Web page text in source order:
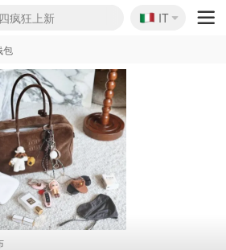
开抢！
疯狂上新
独家85折
促！每日更新
🇮🇹
IT
包